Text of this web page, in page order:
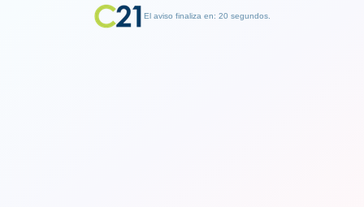
El aviso finaliza en: 19 segundos.